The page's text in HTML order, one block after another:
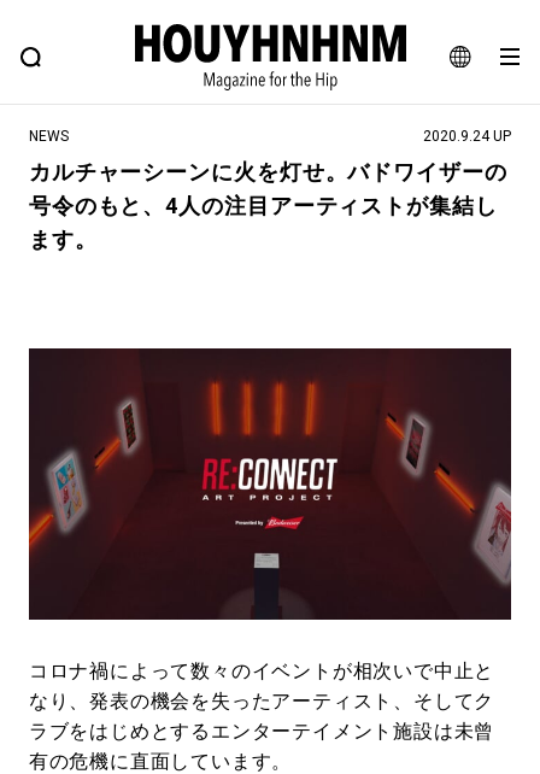
JA
EN
FEATURE BLOG SNAP
ヒップなファッション、カルチャー、ライフスタイルWEBマガジン
#注目のタグ
#NEW VINTAGE #マイナーグッド図鑑
#路地裏てぃーん。 #MONTHLY JOURNAL
#GH 銘品の所以
#Commune H #FOCUS IT #AH.H
#ととけん #FASHION #MUSIC
#LIFESTYLE
NEWS 2020.9.24 UP
カルチャーシーンに火を灯せ。バドワイザーの
号令のもと、4人の注目アーティストが集結し
ます。
コロナ禍によって数々のイベントが相次いで中止と
なり、発表の機会を失ったアーティスト、そしてク
ラブをはじめとするエンターテイメント施設は未曾
有の危機に直面しています。